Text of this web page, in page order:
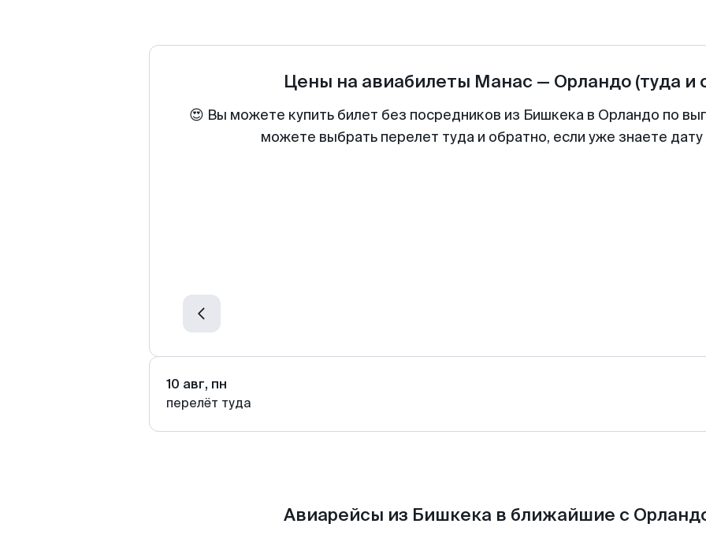
Цены на авиабилеты Манас — Орландо (туда и
😍 Вы можете купить билет без посредников из Бишкека в Орландо по
можете выбрать перелет туда и обратно, если уже знаете
10 авг, пн
перелёт туда
Авиарейсы из Бишкека в ближайшие с